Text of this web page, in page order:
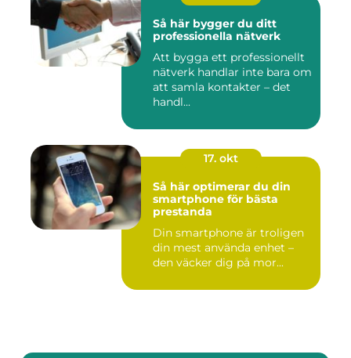
Så här bygger du ditt
professionella nätverk
Att bygga ett professionellt
nätverk handlar inte bara om
att samla kontakter – det
handl...
17. okt
Så här optimerar du din
smartphone för bästa
prestanda
Din smartphone är troligen
din mest använda enhet –
den väcker dig på mor...